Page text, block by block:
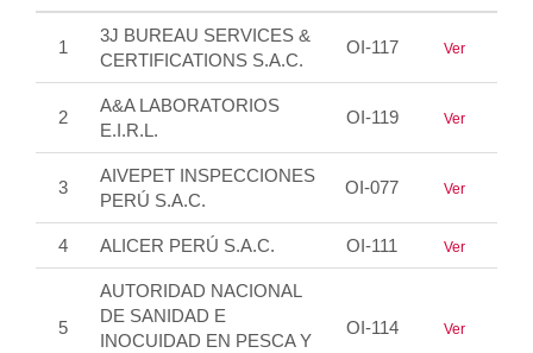
1
3J BUREAU SERVICES &
CERTIFICATIONS S.A.C.
OI-117 Ver
2
A&A LABORATORIOS
E.I.R.L.
OI-119 Ver
3
AIVEPET INSPECCIONES
PERÚ S.A.C.
OI-077 Ver
4 ALICER PERÚ S.A.C. OI-111 Ver
5
AUTORIDAD NACIONAL
DE SANIDAD E
INOCUIDAD EN PESCA Y
OI-114 Ver